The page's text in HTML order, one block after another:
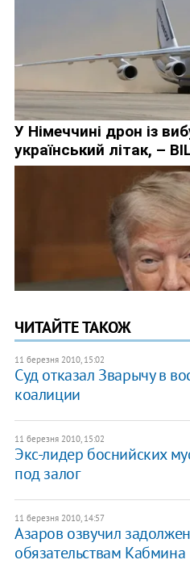
ЧИТАЙТЕ ТАКОЖ
11 березня 2010, 15:02
Суд отказал Зварычу в
коалиции
11 березня 2010, 15:02
Экс-лидер боснийских
под залог
11 березня 2010, 14:57
Азаров озвучил
обязательствам Кабмина